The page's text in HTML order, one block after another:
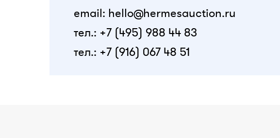
email: hello@hermesauction.ru
тел.: +7 (495) 988 44 83
тел.: +7 (916) 067 48 51